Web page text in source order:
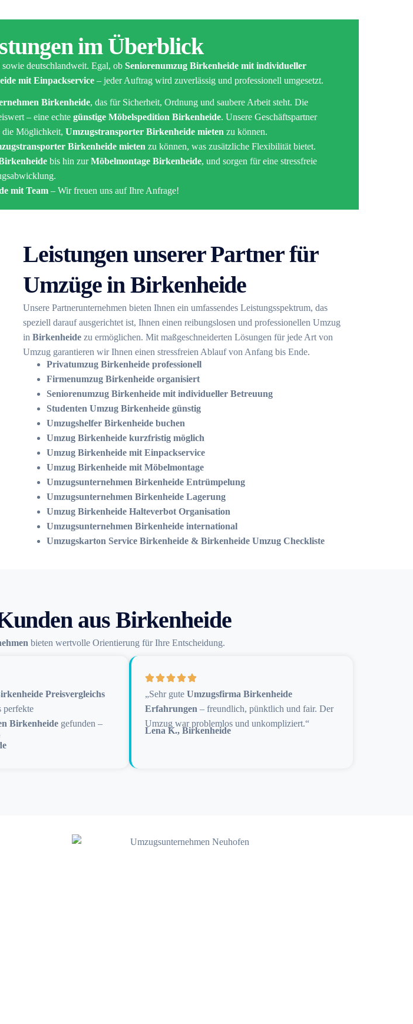
im Überblick
deutschlandweit. Egal, ob Seniorenumzug Birkenheide mit individueller
mit Einpackservice – jeder Auftrag wird zuverlässig und professionell umgesetzt.
Birkenheide, das für Sicherheit, Ordnung und saubere Arbeit steht. Die
– eine echte günstige Möbelspedition Birkenheide. Unsere Geschäftspartner
die Möglichkeit, Umzugstransporter Birkenheide mieten zu können.
Birkenheide mieten zu können, was zusätzliche Flexibilität bietet.
bis hin zurMöbelmontage Birkenheide, und sorgen für eine stressfreie
mit Team– Wir freuen uns auf Ihre Anfrage!
Leistungen unserer Partner für
Umzüge in Birkenheide
Unsere Partnerunternehmen bieten Ihnen ein umfassendes Leistungsspektrum, das
speziell darauf ausgerichtet ist, Ihnen einen reibungslosen und professionellen Umzug
in Birkenheide zu ermöglichen. Mit maßgeschneiderten Lösungen für jede Art von
Umzug garantieren wir Ihnen einen stressfreien Ablauf von Anfang bis Ende.
Privatumzug Birkenheide professionell
Firmenumzug Birkenheide organisiert
Seniorenumzug Birkenheide mit individueller Betreuung
Studenten Umzug Birkenheide günstig
Umzugshelfer Birkenheide buchen
Umzug Birkenheide kurzfristig möglich
Umzug Birkenheide mit Einpackservice
Umzug Birkenheide mit Möbelmontage
Umzugsunternehmen Birkenheide Entrümpelung
Umzugsunternehmen Birkenheide Lagerung
Umzug Birkenheide Halteverbot Organisation
Umzugsunternehmen Birkenheide international
Umzugskarton Service Birkenheide & Birkenheide Umzug Checkliste
aus Birkenheide
bieten wertvolle Orientierung für Ihre Entscheidung.
Preisvergleichs
perfekte
Birkenheide gefunden –
„Sehr gute Umzugsfirma Birkenheide
Erfahrungen – freundlich, pünktlich und fair. Der
Umzug war problemlos und unkompliziert.“
Lena K., Birkenheide